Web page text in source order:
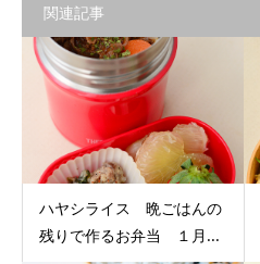
関連記事
ハヤシライス 晩ごはんの
残りで作るお弁当 １月...